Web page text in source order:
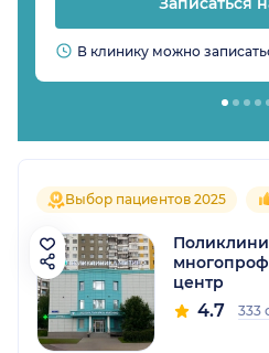
В клинику можно
Выбор пациентов 2025
центр
4.7 333